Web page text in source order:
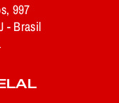
997
- Brasil